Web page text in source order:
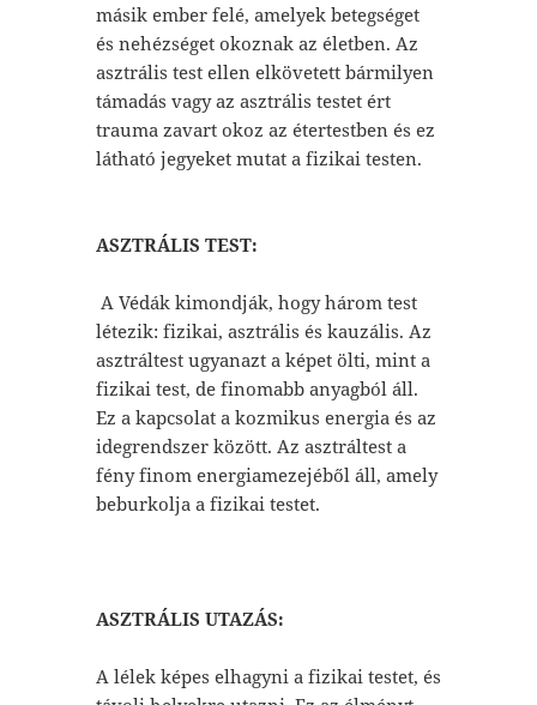
másik ember felé, amelyek betegséget
és nehézséget okoznak az életben. Az
asztrális test ellen elkövetett bármilyen
támadás vagy az asztrális testet ért
trauma zavart okoz az étertestben és ez
látható jegyeket mutat a fizikai testen.
ASZTRÁLIS TEST:
A Védák kimondják, hogy három test
létezik: fizikai, asztrális és kauzális. Az
asztráltest ugyanazt a képet ölti, mint a
fizikai test, de finomabb anyagból áll.
Ez a kapcsolat a kozmikus energia és az
idegrendszer között. Az asztráltest a
fény finom energiamezejéből áll, amely
beburkolja a fizikai testet.
ASZTRÁLIS UTAZÁS:
A lélek képes elhagyni a fizikai testet, és